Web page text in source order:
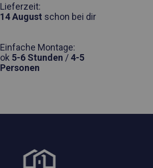
Lieferzeit:
14 August schon bei dir
Einfache Montage:
ok 5-6 Stunden /4-5
Personen